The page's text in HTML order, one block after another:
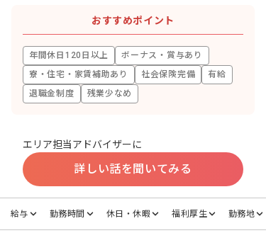
おすすめポイント
年間休日120日以上
ボーナス・賞与あり
寮・住宅・家賃補助あり
社会保険完備
有給
退職金制度
残業少なめ
エリア担当アドバイザーに
詳しい話を聞いてみる
給与 勤務時間 休日・休暇 福利厚生 勤務地